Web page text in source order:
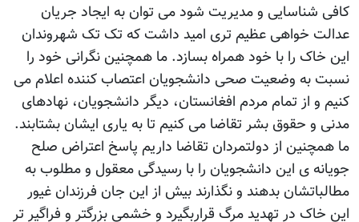
کافی شناسایی و مدیریت شود می توان به ایجاد جریان
عدالت خواهی عظیم تری امید داشت که تک تک شهروندان
این خاک را با خود همراه بسازد. ما همچنین نگرانی خود را
نسبت به وضعیت صحی دانشجویان اعتصاب کننده اعلام می
کنیم و از تمام مردم افغانستان، دیگر دانشجویان، نهادهای
مدنی و حقوق بشر تقاضا می کنیم تا به یاری ایشان بشتابند.
ما همچنین از دولتمردان تقاضا داریم پاسخ اعتراض صلح
جویانه ی این دانشجویان را با رسیدگی معقول و مطلوب به
مطالباتشان بدهند و نگذارند بیش از این جان فرزندان غیور
این خاک در تهدید مرگ قراربگیرد و خشمی بزرگتر و فراگیر تر